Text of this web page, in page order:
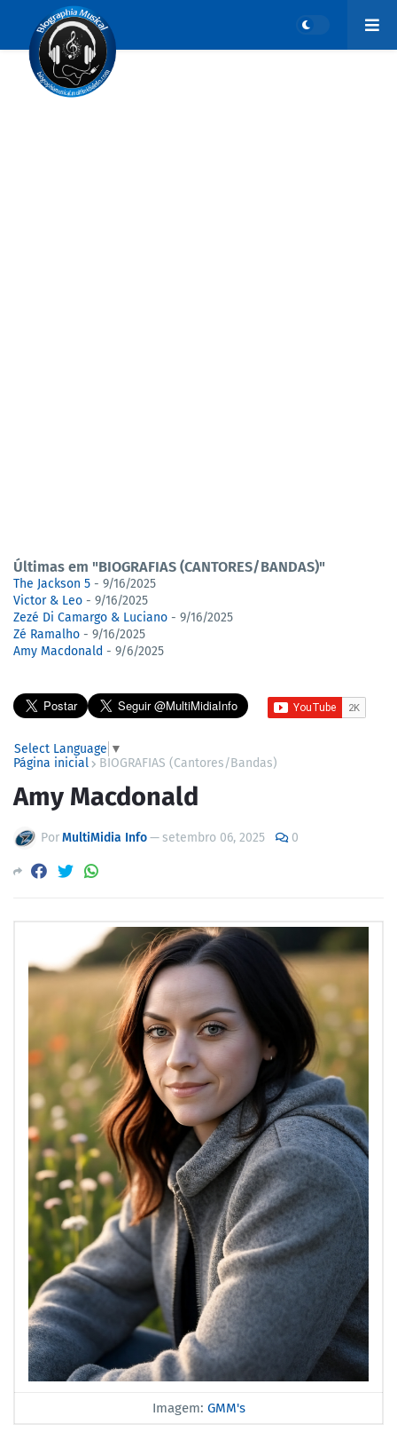
Últimas em "BIOGRAFIAS (CANTORES/BANDAS)"
The Jackson 5 - 9/16/2025
Victor & Leo - 9/16/2025
Zezé Di Camargo & Luciano - 9/16/2025
Zé Ramalho - 9/16/2025
Amy Macdonald - 9/6/2025
Select Language ▼
Página inicial
BIOGRAFIAS (Cantores/Bandas)
Amy Macdonald
PorMultiMidia Info— setembro 06, 2025 0
Imagem: GMM's